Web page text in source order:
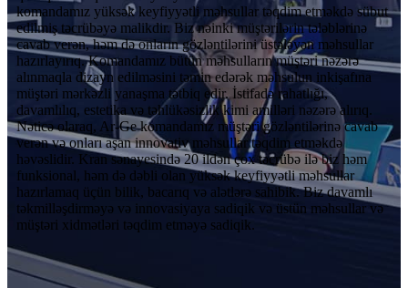
komandamız yüksək keyfiyyətli məhsullar təqdim etməkdə sübut
edilmiş təcrübəyə malikdir. Biz nəinki müştərilərin tələblərinə
cavab verən, həm də onların gözləntilərini üstələyən məhsullar
hazırlayırıq. Komandamız bütün məhsulların müştəri nəzərə
alınmaqla dizayn edilməsini təmin edərək məhsulun inkişafına
müştəri mərkəzli yanaşma tətbiq edir. İstifadə rahatlığı,
davamlılıq, estetika və təhlükəsizlik kimi amilləri nəzərə alırıq.
Nəticə olaraq, Ar-Ge komandamız müştəri gözləntilərinə cavab
verən və onları aşan innovativ məhsullar təqdim etməkdə
həvəslidir. Kran sənayesində 20 ildən çox təcrübə ilə biz həm
funksional, həm də dəbli olan yüksək keyfiyyətli məhsullar
hazırlamaq üçün bilik, bacarıq və alətlərə sahibik. Biz davamlı
təkmilləşdirməyə və innovasiyaya sadiqik və üstün məhsullar və
müştəri xidmətləri təqdim etməyə sadiqik.